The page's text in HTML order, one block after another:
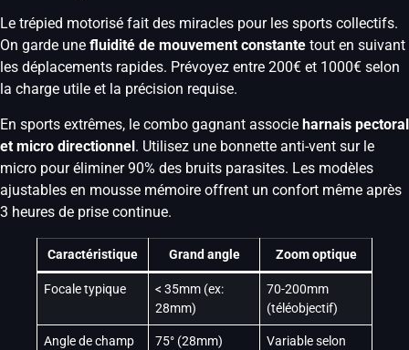
Le trépied motorisé fait des miracles pour les sports collectifs.
On garde une fluidité de mouvement constante tout en suivant
les déplacements rapides. Prévoyez entre 200€ et 1000€ selon
la charge utile et la précision requise.
En sports extrêmes, le combo gagnant associe harnais pectoral
et micro directionnel. Utilisez une bonnette anti-vent sur le
micro pour éliminer 90% des bruits parasites. Les modèles
ajustables en mousse mémoire offrent un confort même après
3 heures de prise continue.
Caractéristique Grand angle Zoom optique
Focale typique
< 35mm (ex:
28mm)
70-200mm
(téléobjectif)
Angle de champ 75° (28mm)
Variable selon